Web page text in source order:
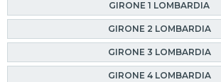
GIRONE 1 LOMBARDIA
GIRONE 2 LOMBARDIA
GIRONE 3 LOMBARDIA
GIRONE 4 LOMBARDIA